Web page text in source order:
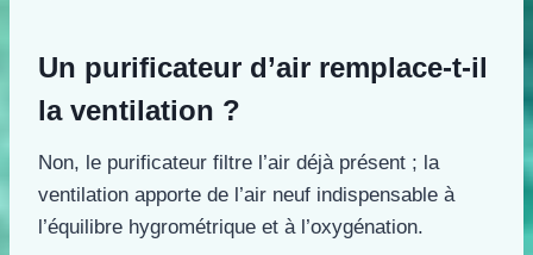
Un purificateur d’air remplace-t-il
la ventilation ?
Non, le purificateur filtre l’air déjà présent ; la
ventilation apporte de l’air neuf indispensable à
l’équilibre hygrométrique et à l’oxygénation.